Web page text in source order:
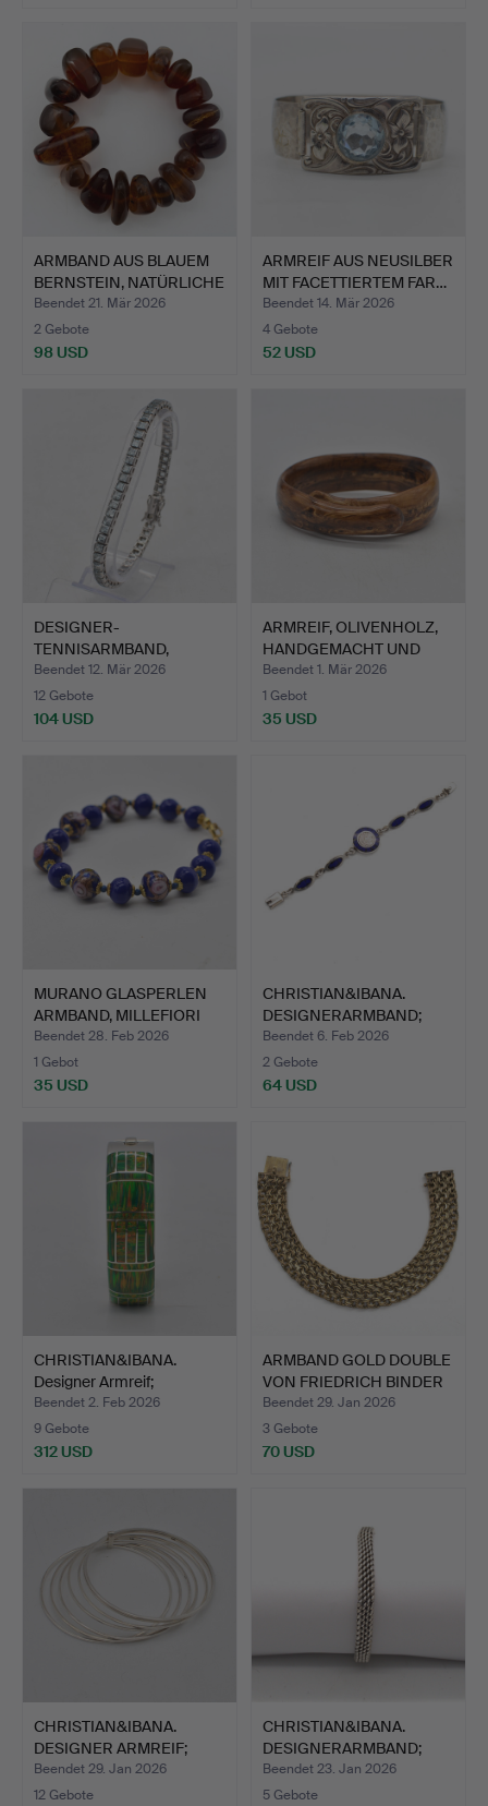
ARMBAND AUS BLAUEM
BERNSTEIN, NATÜRLICHE
E…
Beendet 21. Mär 2026
2 Gebote
98 USD
ARMREIF AUS NEUSILBER
MIT FACETTIERTEM FAR…
Beendet 14. Mär 2026
4 Gebote
52 USD
DESIGNER-
TENNISARMBAND,
AQUAMARIN, STERLIN…
Beendet 12. Mär 2026
12 Gebote
104 USD
ARMREIF, OLIVENHOLZ,
HANDGEMACHT UND
HANDP…
Beendet 1. Mär 2026
1 Gebot
35 USD
MURANO GLASPERLEN
ARMBAND, MILLEFIORI
BLUM…
Beendet 28. Feb 2026
1 Gebot
35 USD
CHRISTIAN&IBANA.
DESIGNERARMBAND;
HANDARBE…
Beendet 6. Feb 2026
2 Gebote
64 USD
CHRISTIAN&IBANA.
Designer Armreif;
Handgef…
Beendet 2. Feb 2026
9 Gebote
312 USD
ARMBAND GOLD DOUBLE
VON FRIEDRICH BINDER
M…
Beendet 29. Jan 2026
3 Gebote
70 USD
CHRISTIAN&IBANA.
DESIGNER ARMREIF;
HANDARB…
Beendet 29. Jan 2026
12 Gebote
CHRISTIAN&IBANA.
DESIGNERARMBAND;
UNIKAT B…
Beendet 23. Jan 2026
5 Gebote